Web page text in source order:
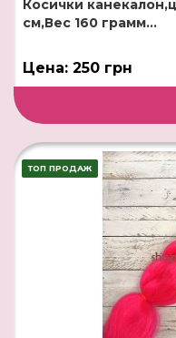
Косички
см,Вес 160 грамм...
Цена: 250 грн
ТОП ПРОДАЖ